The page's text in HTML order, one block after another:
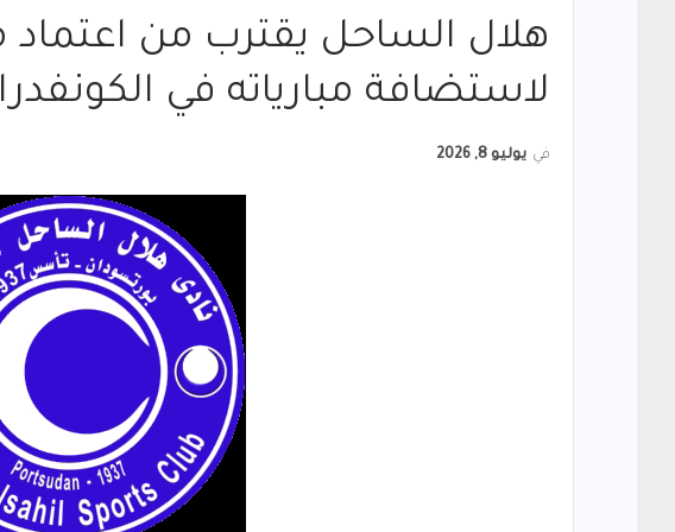
هلال الساحل يقترب من
لاستضافة مبارياته في
في يوليو 8, 2026